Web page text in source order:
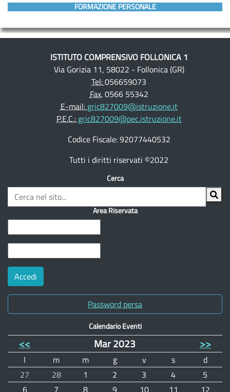
FORMAZIONE PERSONALE
ISTITUTO COMPRENSIVO FOLLONICA 1
Via Gorizia 11, 58022 - Follonica (GR)
Tel:056659073
Fax.0566 55342
E-mail: gric827009@istruzione.it
P.E.C.: gric827009@pec.istruzione.it
Codice Fiscale: 92077440532
Tutti i diritti riservati ©2022
Cerca
Area Riservata
Password persa
Calendario Eventi
<< Mar 2023 >>
l m m g v s
d
27
28 1 2 3 4
5
6
7 8 9 10 11 12